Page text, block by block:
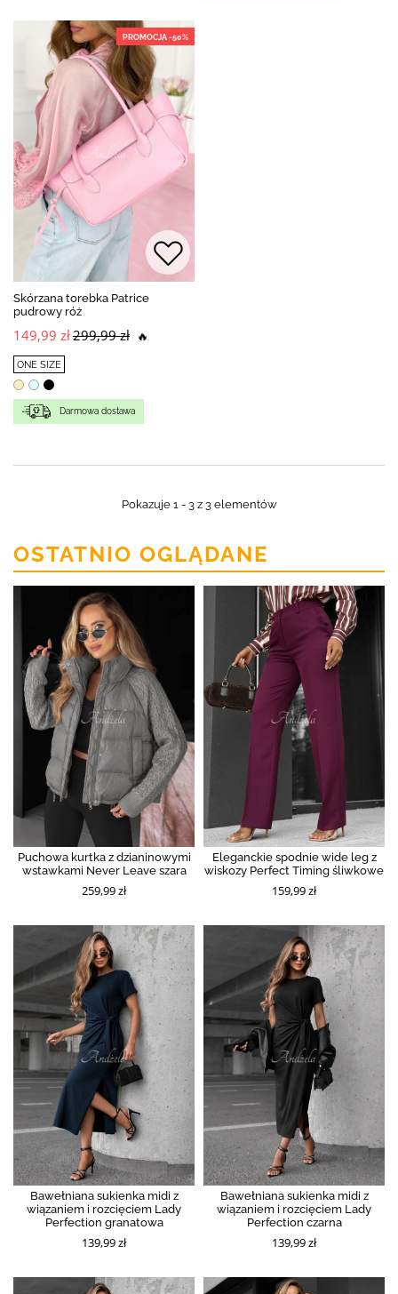
PROMOCJA -50%
Skórzana torebka Patrice
pudrowy róż
149,99 zł299,99 zł 🔥
ONE SIZE
Darmowa dostawa
Pokazuje 1 - 3 z 3 elementów
OSTATNIO OGLĄDANE
Puchowa kurtka z dzianinowymi
wstawkami Never Leave szara
259,99 zł
Eleganckie spodnie wide leg z
wiskozy Perfect Timing śliwkowe
159,99 zł
Bawełniana sukienka midi z
wiązaniem i rozcięciem Lady
Perfection granatowa
139,99 zł
Bawełniana sukienka midi z
wiązaniem i rozcięciem Lady
Perfection czarna
139,99 zł